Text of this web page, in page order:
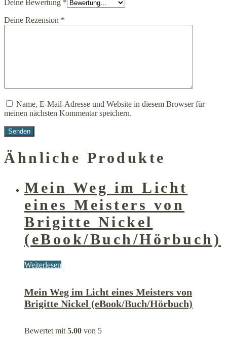
Deine Bewertung *
Deine Rezension *
Name, E-Mail-Adresse und Website in diesem Browser für
meinen nächsten Kommentar speichern.
Ähnliche Produkte
Mein Weg im Licht
eines Meisters von
Brigitte Nickel
(eBook/Buch/Hörbuch)
Weiterlesen
Mein Weg im Licht eines Meisters von
Brigitte Nickel (eBook/Buch/Hörbuch)
Bewertet mit 5.00 von 5